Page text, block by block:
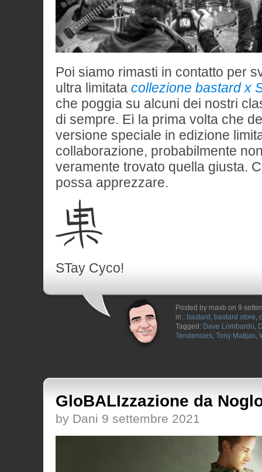
Poi siamo rimasti in contatto per
ultra limitata collezione bastard x
che poggia su alcuni dei nostri
di sempre. Eì la prima volta che
versione speciale in edizione
collaborazione, probabilmente
veramente trovato quella giusta.
possa apprezzare.
STay Cyco!
Posted by maxb on 9
in : bastard , bastard store,
Tagged: Dave Lombardo,
Tendencies, Tony Matijas,
GloBALIzzazione da
by Dani 9 settembre 2021